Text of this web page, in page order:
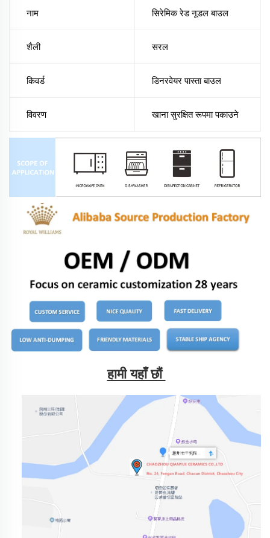
नाम सिरेमिक रेड नूडल बाउल
शैली सरल
किवर्ड डिनरवेयर पास्ता बाउल
विवरण खाना सुरक्षित रूपमा पकाउने
हामी यहाँ छौं